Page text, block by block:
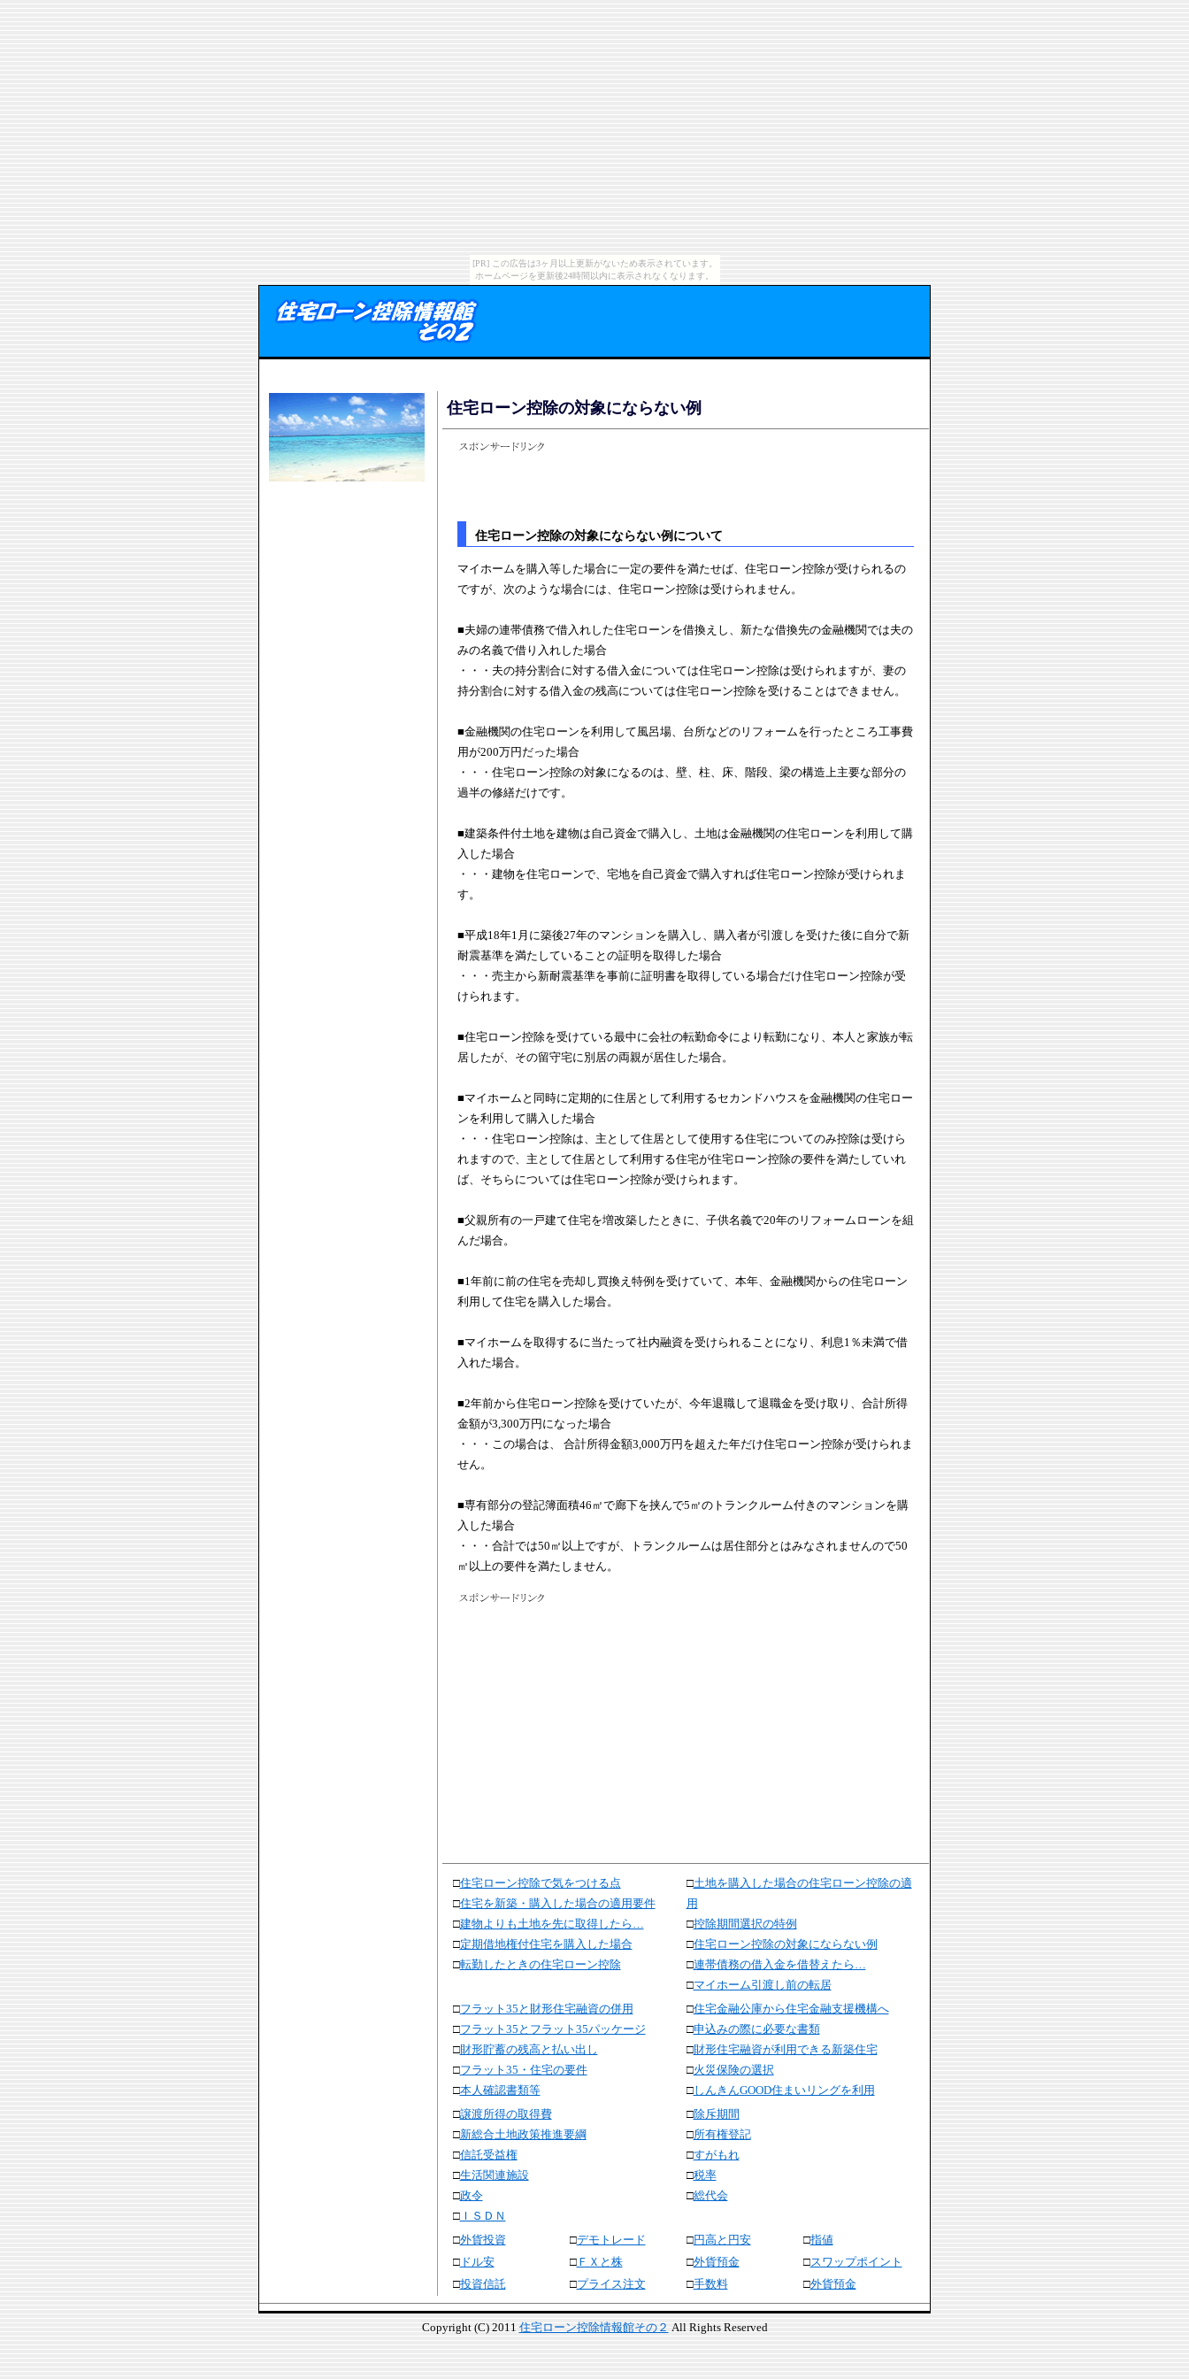
[PR] この広告は3ヶ月以上更新がないため表示されています。
ホームページを更新後24時間以内に表示されなくなります。
住宅ローン控除の対象にならない例
住宅ローン控除の対象にならない例について
マイホームを購入等した場合に一定の要件を満たせば、住宅ローン控除が受けられるの
ですが、次のような場合には、住宅ローン控除は受けられません。
■夫婦の連帯債務で借入れした住宅ローンを借換えし、新たな借換先の金融機関では夫の
みの名義で借り入れした場合
・・・夫の持分割合に対する借入金については住宅ローン控除は受けられますが、妻の
持分割合に対する借入金の残高については住宅ローン控除を受けることはできません。
■金融機関の住宅ローンを利用して風呂場、台所などのリフォームを行ったところ工事費
用が200万円だった場合
・・・住宅ローン控除の対象になるのは、壁、柱、床、階段、梁の構造上主要な部分の
過半の修繕だけです。
■建築条件付土地を建物は自己資金で購入し、土地は金融機関の住宅ローンを利用して購
入した場合
・・・建物を住宅ローンで、宅地を自己資金で購入すれば住宅ローン控除が受けられま
す。
■平成18年1月に築後27年のマンションを購入し、購入者が引渡しを受けた後に自分で新
耐震基準を満たしていることの証明を取得した場合
・・・売主から新耐震基準を事前に証明書を取得している場合だけ住宅ローン控除が受
けられます。
■住宅ローン控除を受けている最中に会社の転勤命令により転勤になり、本人と家族が転
居したが、その留守宅に別居の両親が居住した場合。
■マイホームと同時に定期的に住居として利用するセカンドハウスを金融機関の住宅ロー
ンを利用して購入した場合
・・・住宅ローン控除は、主として住居として使用する住宅についてのみ控除は受けら
れますので、主として住居として利用する住宅が住宅ローン控除の要件を満たしていれ
ば、そちらについては住宅ローン控除が受けられます。
■父親所有の一戸建て住宅を増改築したときに、子供名義で20年のリフォームローンを組
んだ場合。
■1年前に前の住宅を売却し買換え特例を受けていて、本年、金融機関からの住宅ローン
利用して住宅を購入した場合。
■マイホームを取得するに当たって社内融資を受けられることになり、利息1％未満で借
入れた場合。
■2年前から住宅ローン控除を受けていたが、今年退職して退職金を受け取り、合計所得
金額が3,300万円になった場合
・・・この場合は、 合計所得金額3,000万円を超えた年だけ住宅ローン控除が受けられま
せん。
■専有部分の登記簿面積46㎡で廊下を挟んで5㎡のトランクルーム付きのマンションを購
入した場合
・・・合計では50㎡以上ですが、トランクルームは居住部分とはみなされませんので50
㎡以上の要件を満たしません。
□住宅ローン控除で気をつける点
□住宅を新築・購入した場合の適用要件
□建物よりも土地を先に取得したら…
□定期借地権付住宅を購入した場合
□転勤したときの住宅ローン控除
□土地を購入した場合の住宅ローン控除の適
用
□控除期間選択の特例
□住宅ローン控除の対象にならない例
□連帯債務の借入金を借替えたら…
□マイホーム引渡し前の転居
□フラット35と財形住宅融資の併用
□フラット35とフラット35パッケージ
□財形貯蓄の残高と払い出し
□フラット35・住宅の要件
□本人確認書類等
□住宅金融公庫から住宅金融支援機構へ
□申込みの際に必要な書類
□財形住宅融資が利用できる新築住宅
□火災保険の選択
□しんきんGOOD住まいリングを利用
□譲渡所得の取得費
□新総合土地政策推進要綱
□信託受益権
□生活関連施設
□政令
□ＩＳＤＮ
□除斥期間
□所有権登記
□すがもれ
□税率
□総代会
□外貨投資 □デモトレード □円高と円安 □指値
□ドル安 □ＦＸと株 □外貨預金 □スワップポイント
□投資信託 □プライス注文 □手数料 □外貨預金
Copyright (C) 2011 住宅ローン控除情報館その２ All Rights Reserved